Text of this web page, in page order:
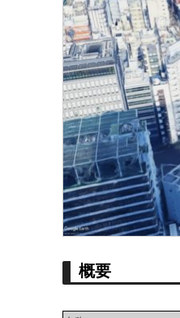
概要